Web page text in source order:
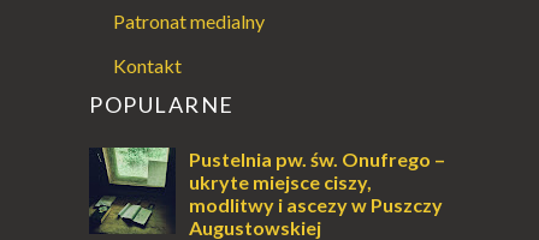
Patronat medialny
Kontakt
POPULARNE
Pustelnia pw. św. Onufrego –
ukryte miejsce ciszy,
modlitwy i ascezy w Puszczy
Augustowskiej